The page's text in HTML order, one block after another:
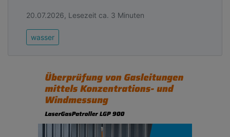
20.07.2026, Lesezeit ca. 3 Minuten
wasser